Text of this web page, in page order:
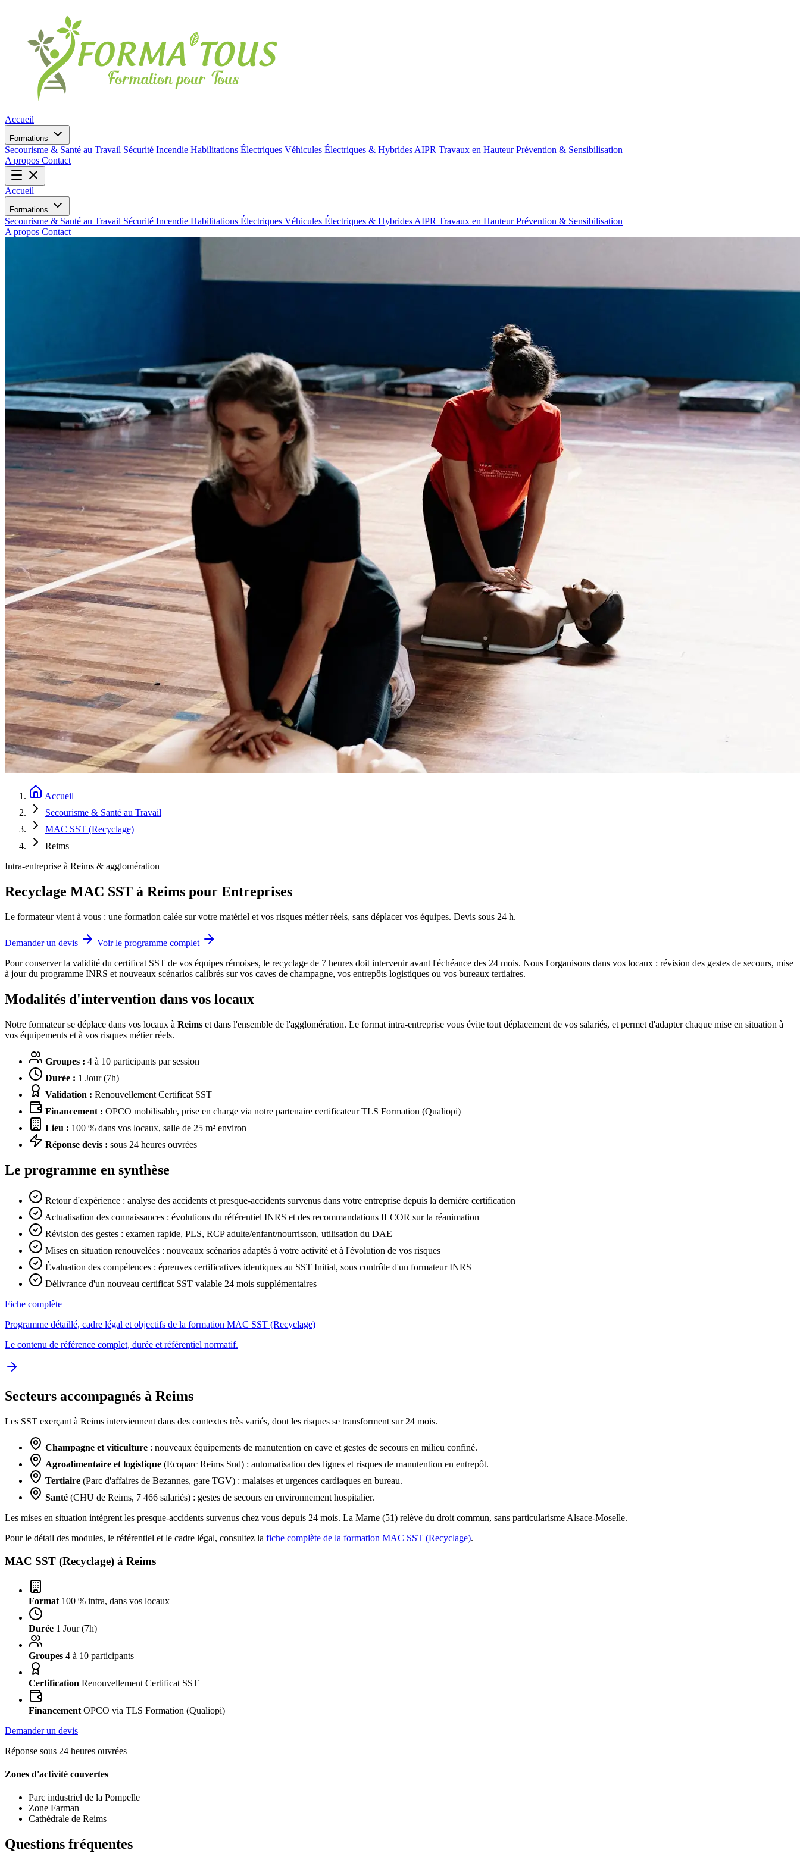
Accueil
Formations
Secourisme & Santé au Travail Sécurité Incendie Habilitations Électriques Véhicules Électriques & Hybrides AIPR Travaux en HauteurPrévention & Sensibilisation
A propos Contact
Accueil
Formations
Secourisme & Santé au Travail Sécurité Incendie Habilitations Électriques Véhicules Électriques & Hybrides AIPR Travaux en HauteurPrévention & Sensibilisation
A propos Contact
Accueil
Secourisme & Santé au Travail
MAC SST (Recyclage)
Reims
Intra-entreprise à Reims & agglomération
Recyclage MAC SST à Reims pour Entreprises
Le formateur vient à vous : une formation calée sur votre matériel et vos risques métier réels, sans déplacer vos équipes. Devis sous 24 h.
Demander un devis
Voir le programme complet
Pour conserver la validité du certificat SST de vos équipes rémoises, le recyclage de 7 heures doit intervenir avant l'échéance des 24 mois. Nous l'organisons dans vos locaux : révision des gestes de secours, mise
à jour du programme INRS et nouveaux scénarios calibrés sur vos caves de champagne, vos entrepôts logistiques ou vos bureaux tertiaires.
Modalités d'intervention dans vos locaux
Notre formateur se déplace dans vos locaux à Reims et dans l'ensemble de l'agglomération. Le format intra-entreprise vous évite tout déplacement de vos salariés, et permet d'adapter chaque mise en situation à
vos équipements et à vos risques métier réels.
Groupes : 4 à 10 participants par session
Durée : 1 Jour (7h)
Validation : Renouvellement Certificat SST
Financement : OPCO mobilisable, prise en charge via notre partenaire certificateur TLS Formation (Qualiopi)
Lieu : 100 % dans vos locaux, salle de 25 m² environ
Réponse devis : sous 24 heures ouvrées
Le programme en synthèse
Retour d'expérience : analyse des accidents et presque-accidents survenus dans votre entreprise depuis la dernière certification
Actualisation des connaissances : évolutions du référentiel INRS et des recommandations ILCOR sur la réanimation
Révision des gestes : examen rapide, PLS, RCP adulte/enfant/nourrisson, utilisation du DAE
Mises en situation renouvelées : nouveaux scénarios adaptés à votre activité et à l'évolution de vos risques
Évaluation des compétences : épreuves certificatives identiques au SST Initial, sous contrôle d'un formateur INRS
Délivrance d'un nouveau certificat SST valable 24 mois supplémentaires
Fiche complète
Programme détaillé, cadre légal et objectifs de la formation MAC SST (Recyclage)
Le contenu de référence complet, durée et référentiel normatif.
Secteurs accompagnés à Reims
Les SST exerçant à Reims interviennent dans des contextes très variés, dont les risques se transforment sur 24 mois.
Champagne et viticulture : nouveaux équipements de manutention en cave et gestes de secours en milieu confiné.
Agroalimentaire et logistique (Ecoparc Reims Sud) : automatisation des lignes et risques de manutention en entrepôt.
Tertiaire (Parc d'affaires de Bezannes, gare TGV) : malaises et urgences cardiaques en bureau.
Santé (CHU de Reims, 7 466 salariés) : gestes de secours en environnement hospitalier.
Les mises en situation intègrent les presque-accidents survenus chez vous depuis 24 mois. La Marne (51) relève du droit commun, sans particularisme Alsace-Moselle.
Pour le détail des modules, le référentiel et le cadre légal, consultez la fiche complète de la formation MAC SST (Recyclage).
MAC SST (Recyclage) à Reims
Format 100 % intra, dans vos locaux
Durée 1 Jour (7h)
Groupes 4 à 10 participants
Certification Renouvellement Certificat SST
Financement OPCO via TLS Formation (Qualiopi)
Demander un devis
Réponse sous 24 heures ouvrées
Zones d'activité couvertes
Parc industriel de la Pompelle
Zone Farman
Cathédrale de Reims
Questions fréquentes